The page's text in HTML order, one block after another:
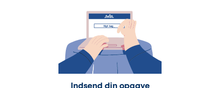
Indsend din opgave